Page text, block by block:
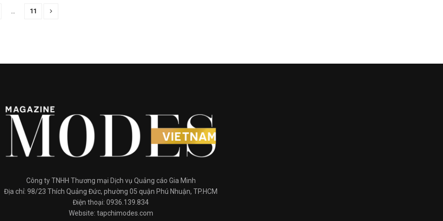
… 11
Công ty TNHH Thương mại Dịch vụ Quảng cáo Gia Minh
Địa chỉ: 98/23 Thích Quảng Đức, phường 05 quận Phú Nhuận, TP.HCM
Điện thoại: 0936.139.834
Website: tapchimodes.com